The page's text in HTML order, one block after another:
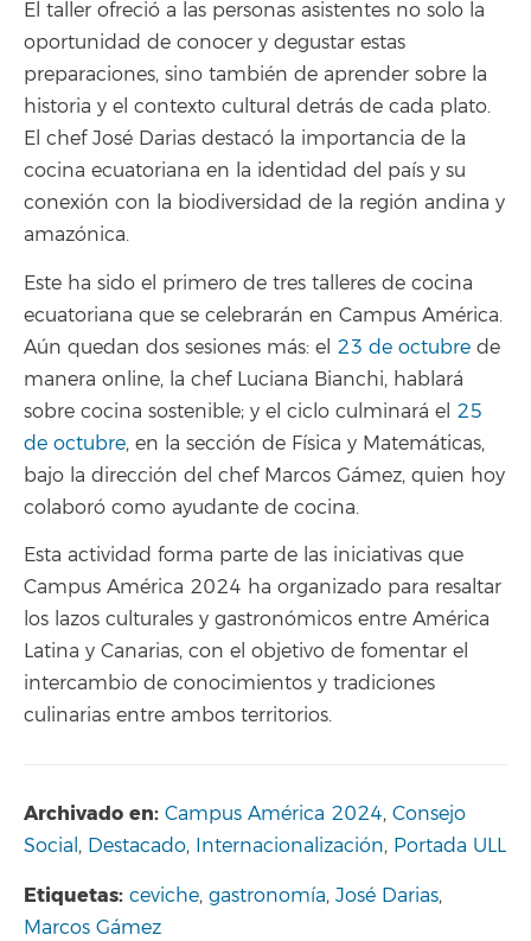
El taller ofreció a las personas asistentes no solo la
oportunidad de conocer y degustar estas
preparaciones, sino también de aprender sobre la
historia y el contexto cultural detrás de cada plato.
El chef José Darias destacó la importancia de la
cocina ecuatoriana en la identidad del país y su
conexión con la biodiversidad de la región andina y
amazónica.
Este ha sido el primero de tres talleres de cocina
ecuatoriana que se celebrarán en Campus América.
Aún quedan dos sesiones más: el 23 de octubre de
manera online, la chef Luciana Bianchi, hablará
sobre cocina sostenible; y el ciclo culminará el 25
de octubre, en la sección de Física y Matemáticas,
bajo la dirección del chef Marcos Gámez, quien hoy
colaboró como ayudante de cocina.
Esta actividad forma parte de las iniciativas que
Campus América 2024 ha organizado para resaltar
los lazos culturales y gastronómicos entre América
Latina y Canarias, con el objetivo de fomentar el
intercambio de conocimientos y tradiciones
culinarias entre ambos territorios.
Archivado en: Campus América 2024, Consejo
Social, Destacado, Internacionalización, Portada ULL
Etiquetas: ceviche, gastronomía, José Darias,
Marcos Gámez